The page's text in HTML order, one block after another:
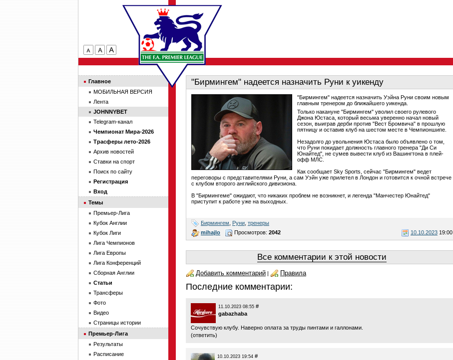
"Бирмингем" надеется назначить Руни к уикенду
"Бирмингем" надеется назначить Уэйна Руни своим новым
главным тренером до ближайшего уикенда.
Только накануне "Бирмингем" уволил своего рулевого
Джона Юстаса, который весьма уверенно начал новый
сезон, выиграв дерби против "Вест Бромвича" в прошлую
пятницу и оставив клуб на шестом месте в Чемпионшипе.
Незадолго до увольнения Юстаса было объявлено о том,
что Руни покидает должность главного тренера "Ди Си
Юнайтед", не сумев вывести клуб из Вашингтона в плей-
офф МЛС.
Как сообщает Sky Sports, сейчас "Бирмингем" ведет
переговоры с представителями Руни, а сам Уэйн уже прилетел в Лондон и готовится к очной встрече
с клубом второго английского дивизиона.
В "Бирмингеме" ожидают, что никаких проблем не возникнет, и легенда "Манчестер Юнайтед"
приступит к работе уже на выходных.
Бирмингем Руни тренеры
mihajlo
10.10.2023 19:00
Просмотров: 2042
Все комментарии к этой новости
Добавить комментарий | Правила
Последние комментарии:
11.10.2023 08:55 #
gabazhaba
Сочувствую клубу. Наверно оплата за труды пинтами и галлонами.
(ответить)
10.10.2023 19:54 #
Главное
МОБИЛЬНАЯ ВЕРСИЯ
Лента
JOHNNYBET
Telegram-канал
Чемпионат Мира-2026
Трасферы лето-2026
Архив новостей
Ставки на спорт
Поиск по сайту
Регистрация
Вход
Темы
Премьер-Лига
Кубок Англии
Кубок Лиги
Лига Чемпионов
Лига Европы
Лига Конференций
Сборная Англии
Статьи
Трансферы
Фото
Видео
Страницы истории
Премьер-Лига
Результаты
Расписание